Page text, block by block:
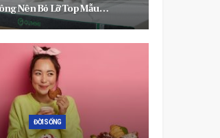
Nước Thương Tâm Đi…